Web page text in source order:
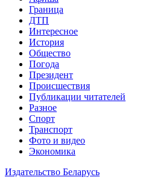
Граница
ДТП
Интересное
История
Общество
Погода
Президент
Происшествия
Публикации читателей
Разное
Спорт
Транспорт
Фото и видео
Экономика
Издательство Беларусь